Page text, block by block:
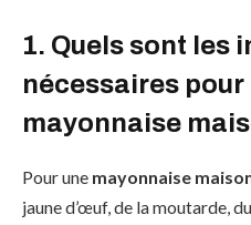
1. Quels sont les
nécessaires
mayonnaise
Pour une mayonnaise
jaune d’œuf, de la moutarde,